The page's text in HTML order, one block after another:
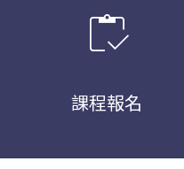
inventory
課程報名